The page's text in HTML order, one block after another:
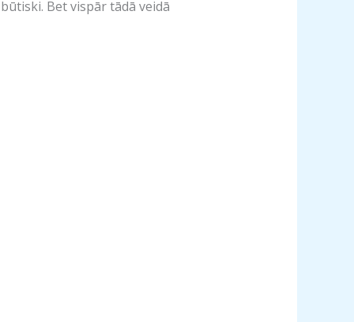
Bet vispār tādā veidā